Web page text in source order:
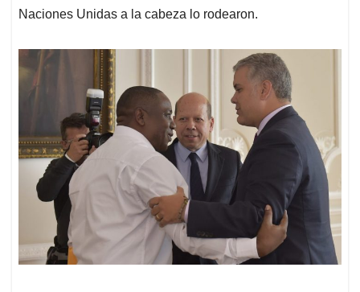
Naciones Unidas a la cabeza lo rodearon.